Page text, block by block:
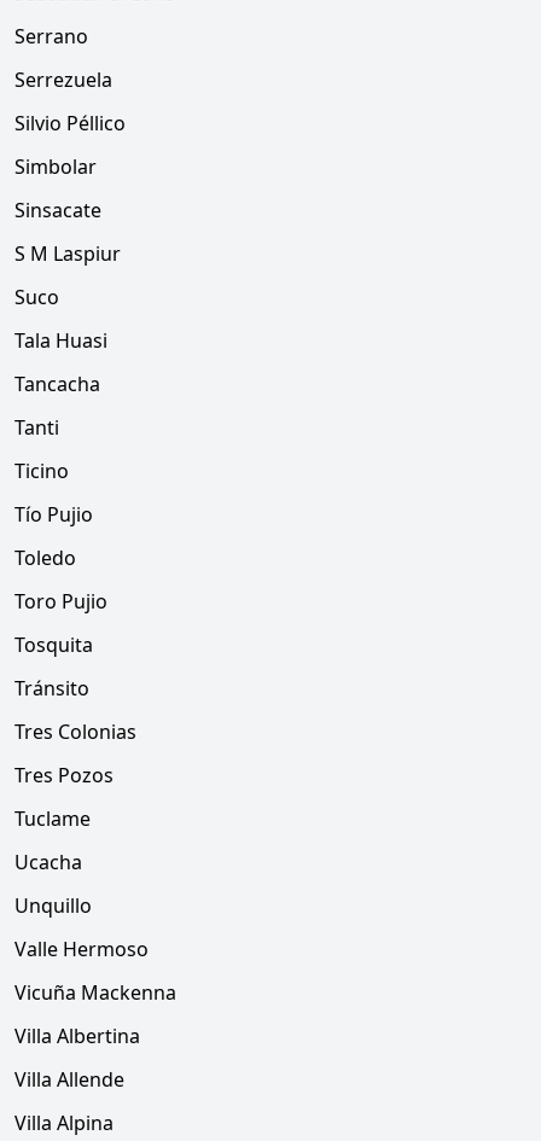
Serrano
Serrezuela
Silvio Péllico
Simbolar
Sinsacate
S M Laspiur
Suco
Tala Huasi
Tancacha
Tanti
Ticino
Tío Pujio
Toledo
Toro Pujio
Tosquita
Tránsito
Tres Colonias
Tres Pozos
Tuclame
Ucacha
Unquillo
Valle Hermoso
Vicuña Mackenna
Villa Albertina
Villa Allende
Villa Alpina